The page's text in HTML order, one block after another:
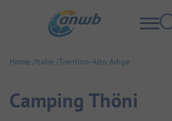
Home Italië Trentino-Alto Adige
Camping Thöni